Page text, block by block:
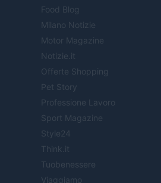
Food Blog
Milano Notizie
Motor Magazine
Notizie.it
Offerte Shopping
Pet Story
Professione Lavoro
Sport Magazine
Style24
Think.it
Tuobenessere
Viaggiamo